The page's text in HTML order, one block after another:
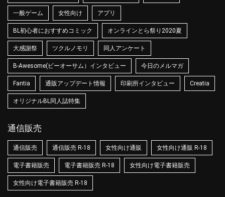
一般ゲーム 女性向け アプリ
BL初心者におすすめコミック オンラインとら祭り2020夏
大感謝祭 ツクルノモリ 同人アンケート
B-Awesome(ビーオーサム）インタビュー 今日のメルマガ
Fantia 通販アップデート情報 印刷所インタビュー Creatia
オリジナルBL同人誌特集
通信販売
通信販売 通信販売 R-18 女性向け通販 女性向け通販 R-18
電子書籍販売 電子書籍販売 R-18 女性向け電子書籍販売
女性向け電子書籍販売 R-18